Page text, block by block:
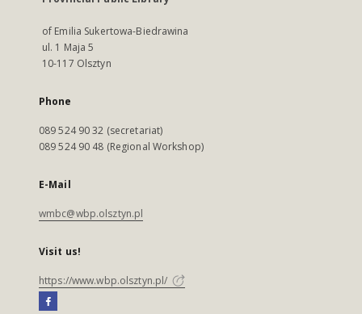
of Emilia Sukertowa-Biedrawina
ul. 1 Maja 5
10-117 Olsztyn
Phone
089 524 90 32 (secretariat)
089 524 90 48 (Regional Workshop)
E-Mail
wmbc@wbp.olsztyn.pl
Visit us!
https://www.wbp.olsztyn.pl/